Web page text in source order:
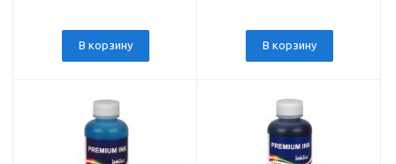
В корзину В корзину